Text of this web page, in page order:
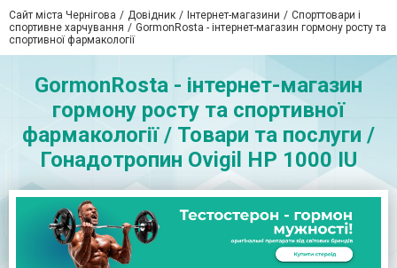
Сайт міста Чернігова Довідник Інтернет-магазини
Спорттовари і
спортивне харчування
GormonRosta - інтернет-магазин гормону росту та
спортивної фармакології
GormonRosta - інтернет-магазин
гормону росту та спортивної
фармакології / Товари та послуги /
Гонадотропин Ovigil HP 1000 IU